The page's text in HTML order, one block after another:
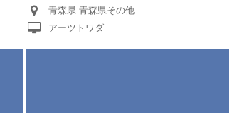
青森県 青森県その他
アーツトワダ